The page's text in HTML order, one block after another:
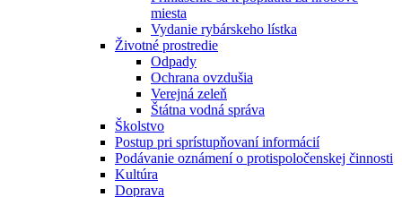
miesta
Vydanie rybárskeho lístka
Životné prostredie
Odpady
Ochrana ovzdušia
Verejná zeleň
Štátna vodná správa
Školstvo
Postup pri sprístupňovaní informácií
Podávanie oznámení o protispoločenskej činnosti
Kultúra
Doprava